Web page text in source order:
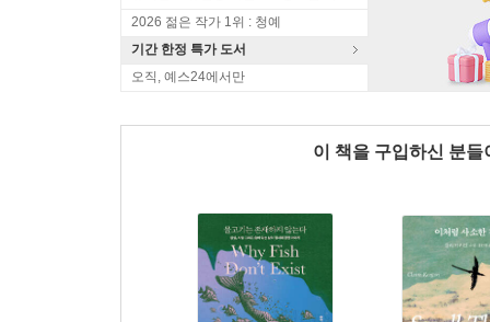
2026 젊은 작가 1위 : 청예
기간 한정 특가 도서
오직, 예스24에서만
이 책을 구입하신 분